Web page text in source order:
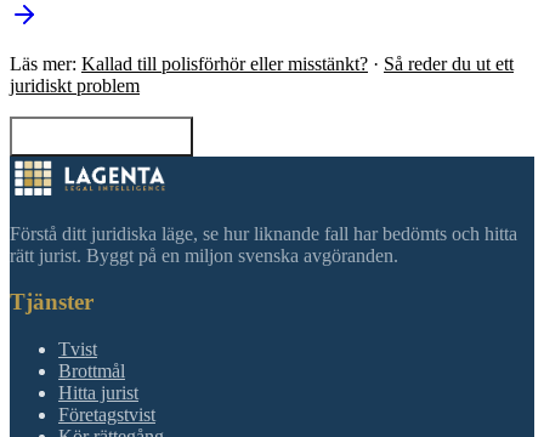
Läs mer: Kallad till polisförhör eller misstänkt? · Så reder du ut ett
juridiskt problem
Förstå ditt juridiska läge, se hur liknande fall har bedömts och hitta
rätt jurist. Byggt på en miljon svenska avgöranden.
Tjänster
Tvist
Brottmål
Hitta jurist
Företagstvist